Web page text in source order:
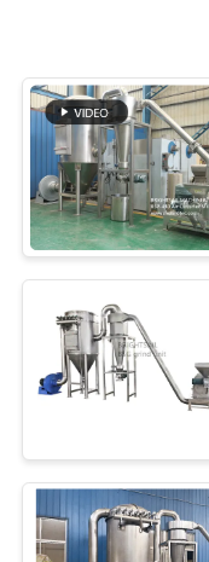
場
旅
行
品
私